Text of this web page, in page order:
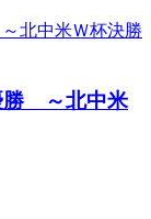
勝 ～北中米